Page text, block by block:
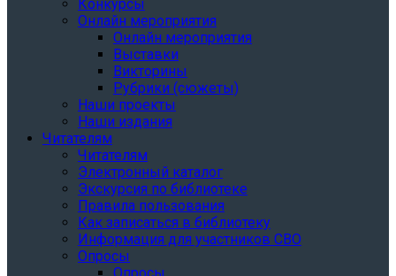
Конкурсы
Онлайн мероприятия
Онлайн мероприятия
Выставки
Викторины
Рубрики (сюжеты)
Наши проекты
Наши издания
Читателям
Читателям
Электронный каталог
Экскурсия по библиотеке
Правила пользования
Как записаться в библиотеку
Информация для участников СВО
Опросы